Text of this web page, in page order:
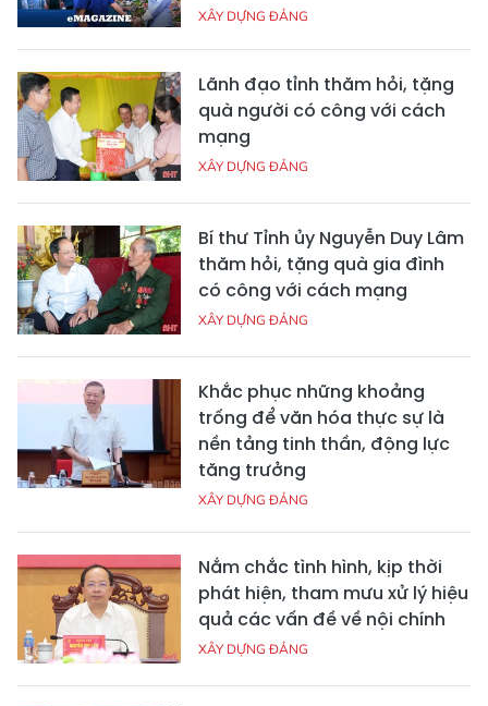
XÂY DỰNG ĐẢNG
Lãnh đạo tỉnh thăm hỏi, tặng
quà người có công với cách
mạng
XÂY DỰNG ĐẢNG
Bí thư Tỉnh ủy Nguyễn Duy Lâm
thăm hỏi, tặng quà gia đình
có công với cách mạng
XÂY DỰNG ĐẢNG
Khắc phục những khoảng
trống để văn hóa thực sự là
nền tảng tinh thần, động lực
tăng trưởng
XÂY DỰNG ĐẢNG
Nắm chắc tình hình, kịp thời
phát hiện, tham mưu xử lý hiệu
quả các vấn đề về nội chính
XÂY DỰNG ĐẢNG